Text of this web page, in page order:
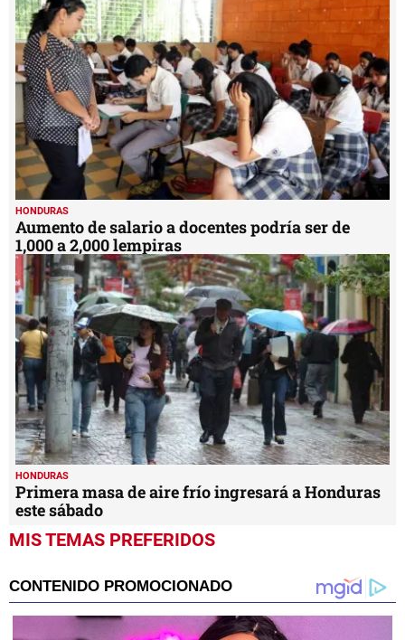
HONDURAS
Aumento de salario a docentes podría ser de
1,000 a 2,000 lempiras
HONDURAS
Primera masa de aire frío ingresará a Honduras
este sábado
MIS TEMAS PREFERIDOS